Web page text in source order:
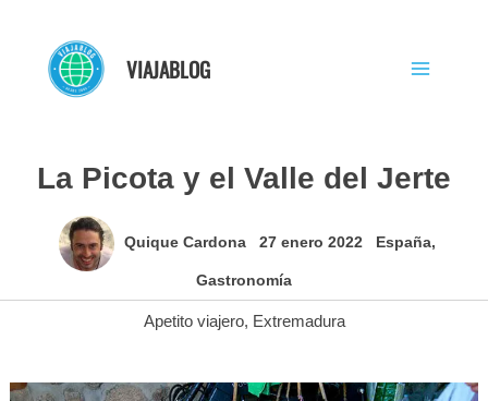
contenido
VIAJABLOG
La Picota y el Valle del Jerte
Quique Cardona 27 enero 2022 España,
Gastronomía
Apetito viajero, Extremadura